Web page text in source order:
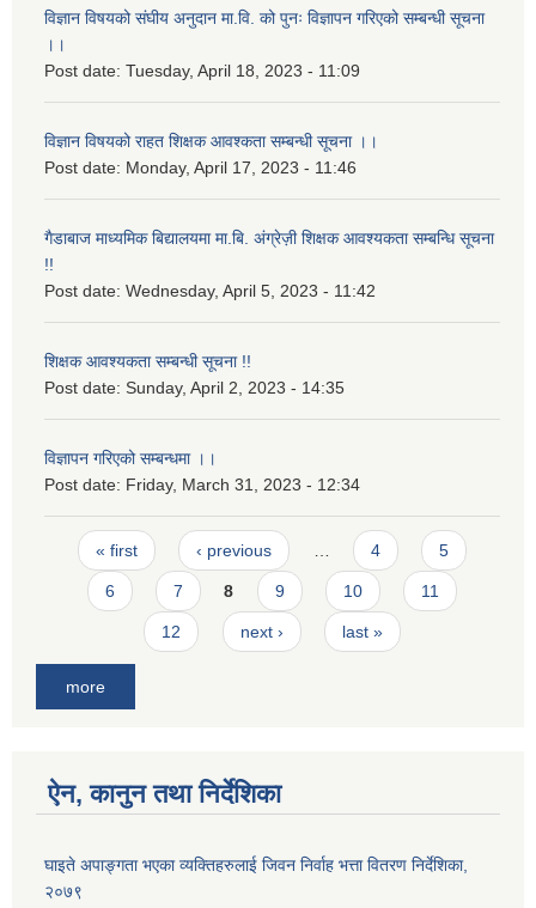
विज्ञान विषयको संघीय अनुदान मा.वि. को पुनः विज्ञापन गरिएको सम्बन्धी सूचना
।।
Post date: Tuesday, April 18, 2023 - 11:09
विज्ञान विषयको राहत शिक्षक आवश्कता सम्बन्धी सूचना ।।
Post date: Monday, April 17, 2023 - 11:46
गैडाबाज माध्यमिक बिद्यालयमा मा.बि. अंग्रेज़ी शिक्षक आवश्यकता सम्बन्धि सूचना
!!
Post date: Wednesday, April 5, 2023 - 11:42
शिक्षक आवश्यकता सम्बन्धी सूचना !!
Post date: Sunday, April 2, 2023 - 14:35
विज्ञापन गरिएको सम्बन्धमा ।।
Post date: Friday, March 31, 2023 - 12:34
Pages
« first ‹ previous 4 5
6 7 8 9 10 11
12 next › last »
more
ऐन, कानुन तथा निर्देशिका
घाइते अपाङ्गता भएका व्यक्तिहरुलाई जिवन निर्वाह भत्ता वितरण निर्देशिका,
२०७९